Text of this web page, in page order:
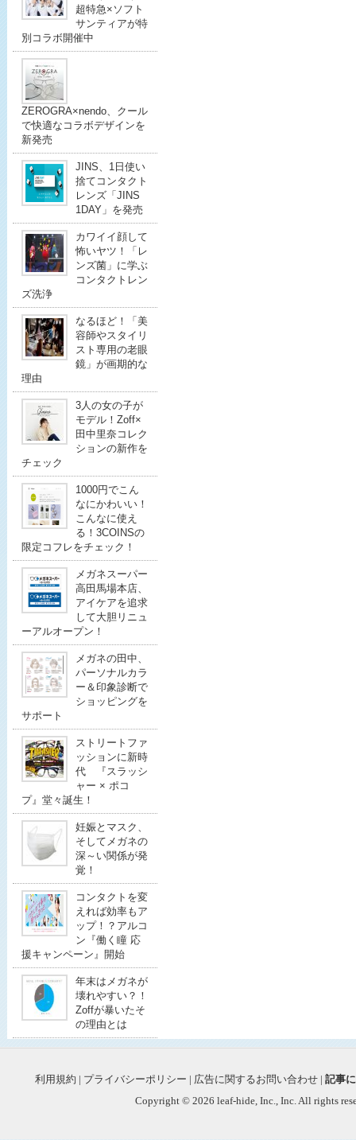
超特急×ソフト
サンティアが特
別コラボ開催中
ZEROGRA×nendo、クール
で快適なコラボデザインを
新発売
JINS、1日使い
捨てコンタクト
レンズ「JINS
1DAY」を発売
カワイイ顔して
怖いヤツ！「レ
ンズ菌」に学ぶ
コンタクトレン
ズ洗浄
なるほど！「美
容師やスタイリ
スト専用の老眼
鏡」が画期的な
理由
3人の女の子が
モデル！Zoff×
田中里奈コレク
ションの新作を
チェック
1000円でこん
なにかわいい！
こんなに使え
る！3COINSの
限定コフレをチェック！
メガネスーパー
高田馬場本店、
アイケアを追求
して大胆リニュ
ーアルオープン！
メガネの田中、
パーソナルカラ
ー＆印象診断で
ショッピングを
サポート
ストリートファ
ッションに新時
代 『スラッシ
ャー × ポコ
プ』堂々誕生！
妊娠とマスク、
そしてメガネの
深～い関係が発
覚！
コンタクトを変
えれば効率もア
ップ！？アルコ
ン『働く瞳 応
援キャンペーン』開始
年末はメガネが
壊れやすい？！
Zoffが暴いたそ
の理由とは
利用規約 | プライバシーポリシー | 広告に関するお問い合わせ | 記事
Copyright © 2026 leaf-hide, Inc., Inc. All rights